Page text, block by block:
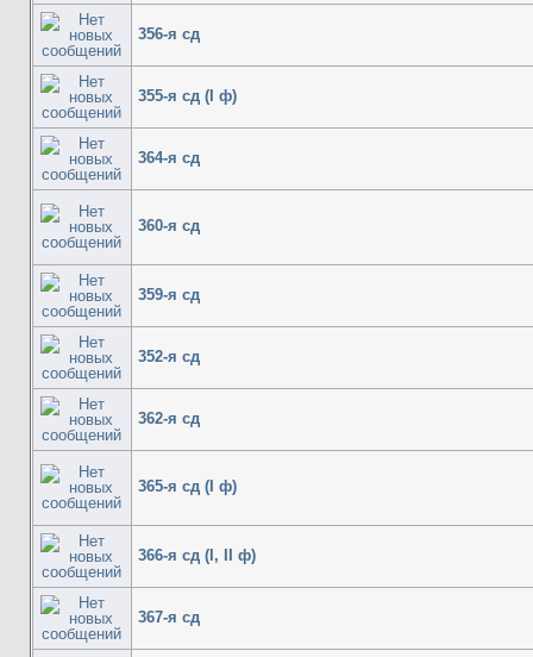
356-я сд
355-я сд (I ф)
364-я сд
360-я сд
359-я сд
352-я сд
362-я сд
365-я сд (I ф)
366-я сд (I, II ф)
367-я сд